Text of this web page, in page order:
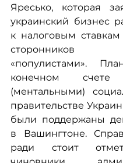
Яресько, которая
украинский бизнес
к налоговым
«популистами».
конечном счете
(ментальными)
правительстве
были поддержаны
в Вашингтоне.
ради стоит